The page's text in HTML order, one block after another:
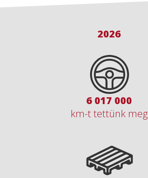
2026
8 642 600
km-t tettünk meg